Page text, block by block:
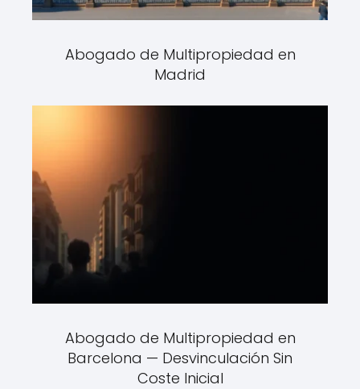
Abogado de Multipropiedad en
Madrid
Abogado de Multipropiedad en
Barcelona — Desvinculación Sin
Coste Inicial